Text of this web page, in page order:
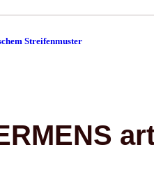
Streifenmuster